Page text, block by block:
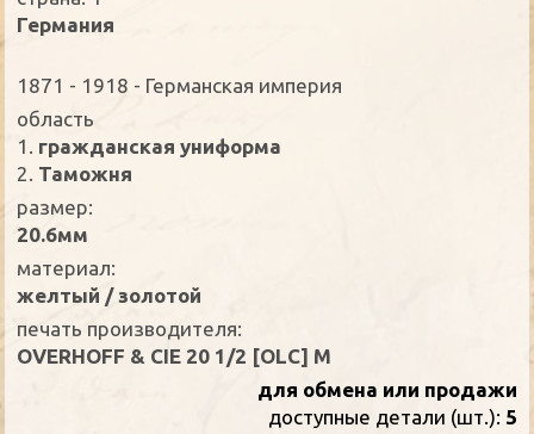
Германия
1871 - 1918 - Германская империя
oбласть
1.
гражданская униформа
2. Таможня
размер:
20.6мм
материал:
желтый / золотой
печать производителя:
OVERHOFF & CIE 20 1/2 [OLC] M
для обмена или продажи
доступные детали (шт.): 5